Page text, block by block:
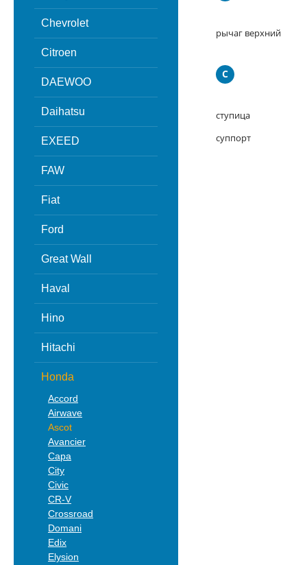
Chevrolet
Citroen
DAEWOO
Daihatsu
EXEED
FAW
Fiat
Ford
Great Wall
Haval
Hino
Hitachi
Honda
Accord
Airwave
Ascot
Avancier
Capa
City
Civic
CR-V
Crossroad
Domani
Edix
Elysion
рычаг верхний
С
ступица
суппорт